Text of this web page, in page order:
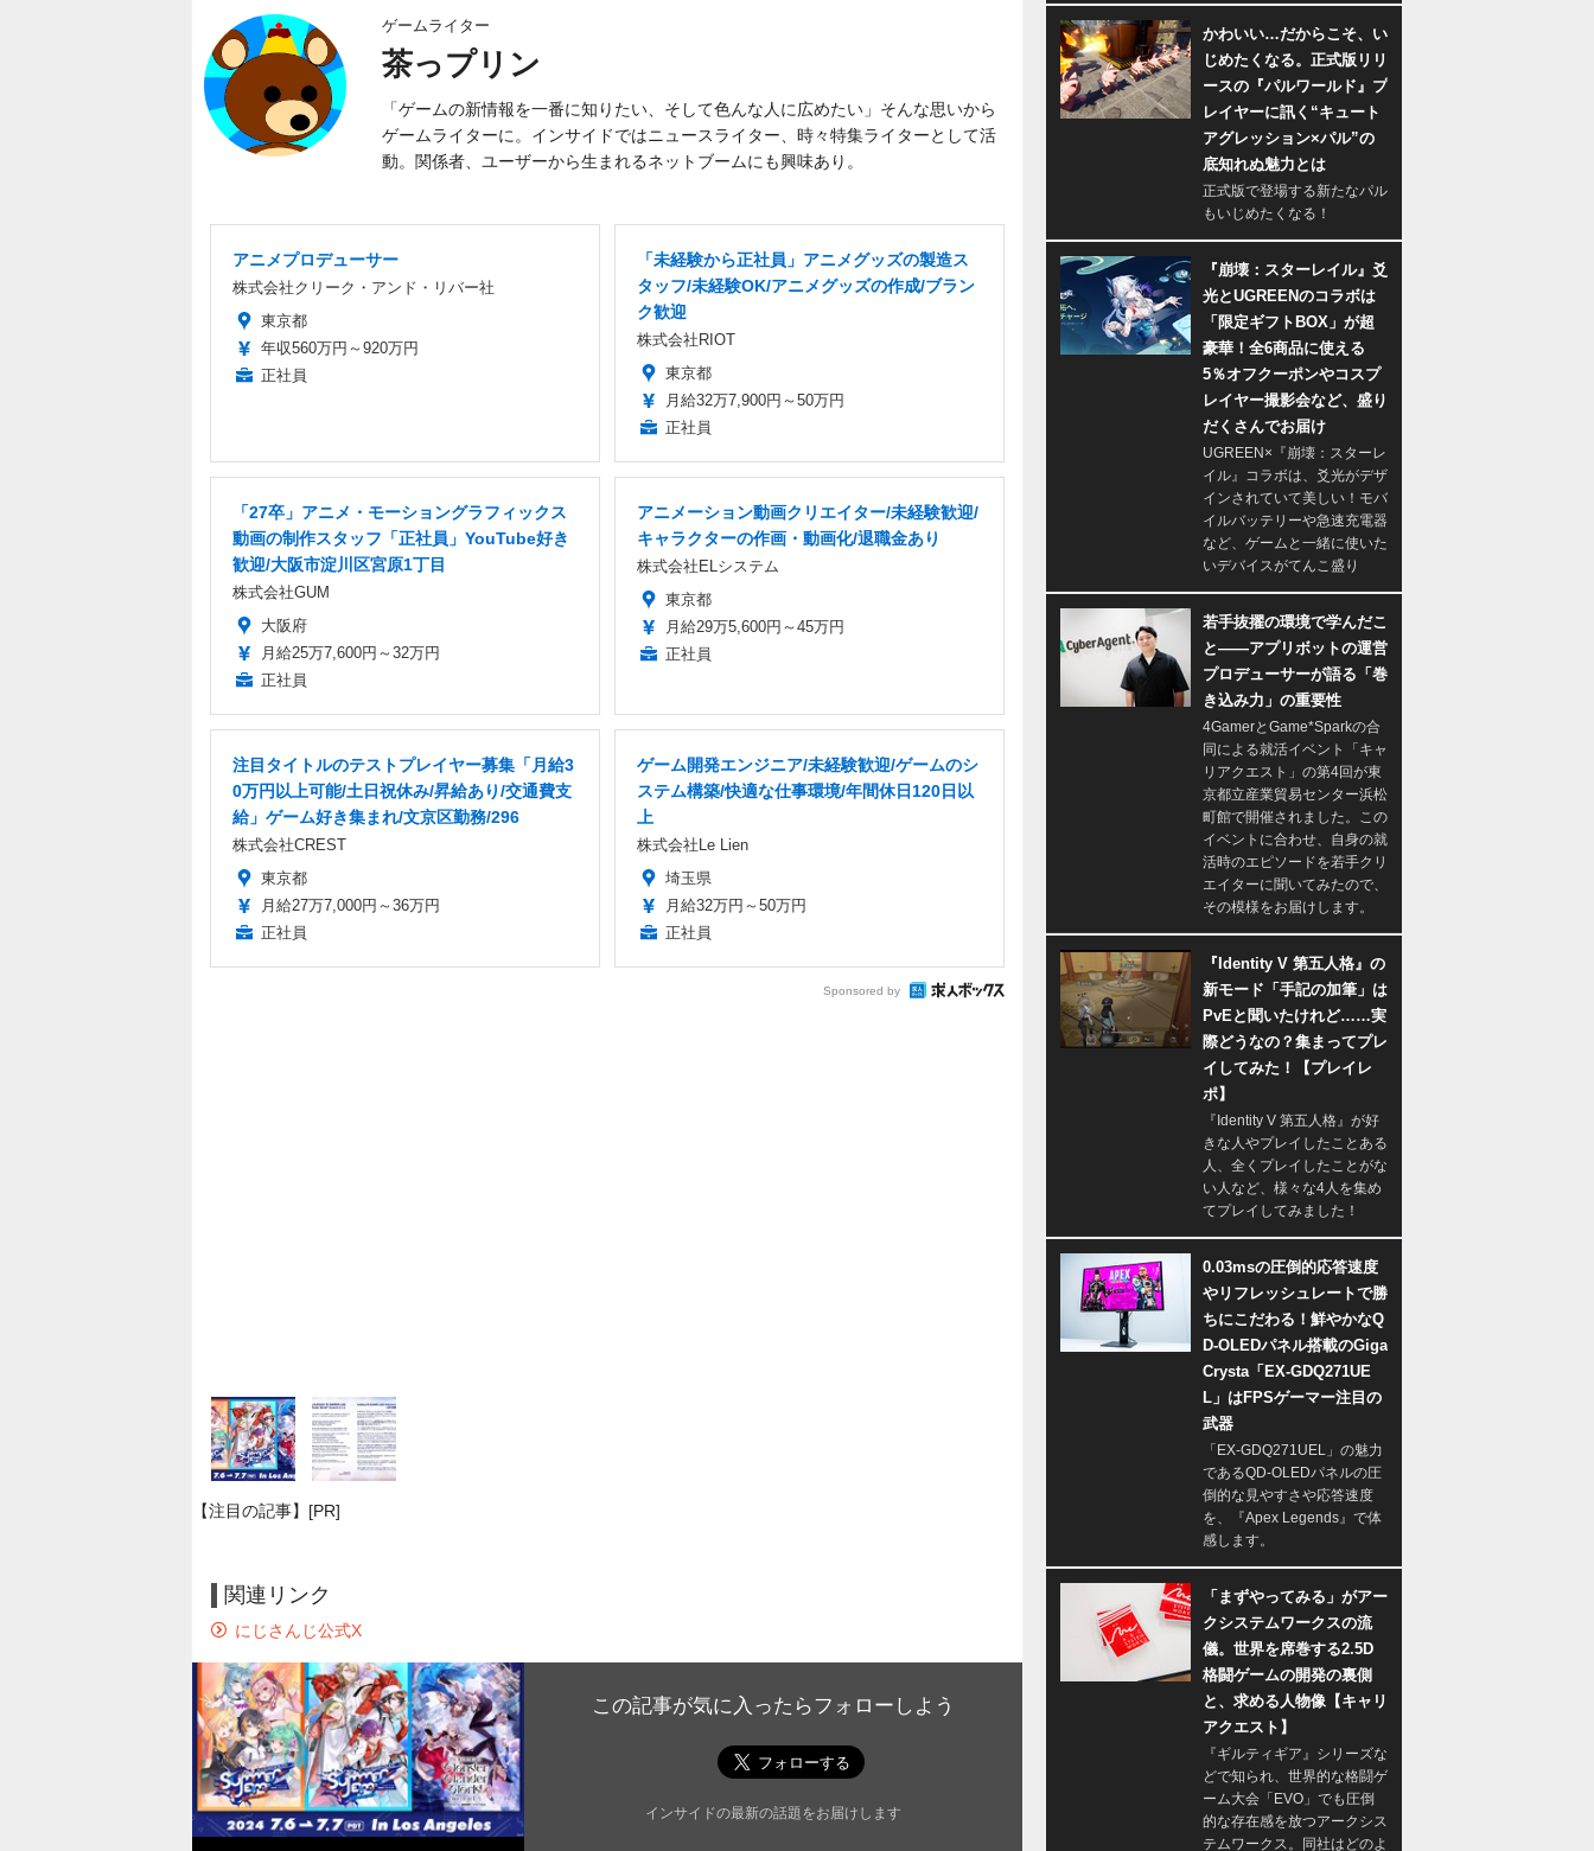
ゲームライター
茶っプリン
「ゲームの新情報を一番に知りたい、そして色んな人に広めたい」そんな思いから
ゲームライターに。インサイドではニュースライター、時々特集ライターとして活
動。関係者、ユーザーから生まれるネットブームにも興味あり。
アニメプロデューサー
株式会社クリーク・アンド・リバー社
東京都
年収560万円～920万円
正社員
「未経験から正社員」アニメグッズの製造ス
タッフ/未経験OK/アニメグッズの作成/ブラン
ク歓迎
株式会社RIOT
東京都
月給32万7,900円～50万円
正社員
「27卒」アニメ・モーショングラフィックス
動画の制作スタッフ「正社員」YouTube好き
歓迎/大阪市淀川区宮原1丁目
株式会社GUM
大阪府
月給25万7,600円～32万円
正社員
アニメーション動画クリエイター/未経験歓迎/
キャラクターの作画・動画化/退職金あり
株式会社ELシステム
東京都
月給29万5,600円～45万円
正社員
注目タイトルのテストプレイヤー募集「月給3
0万円以上可能/土日祝休み/昇給あり/交通費支
給」ゲーム好き集まれ/文京区勤務/296
株式会社CREST
東京都
月給27万7,000円～36万円
正社員
ゲーム開発エンジニア/未経験歓迎/ゲームのシ
ステム構築/快適な仕事環境/年間休日120日以
上
株式会社Le Lien
埼玉県
月給32万円～50万円
正社員
Sponsored by
【注目の記事】[PR]
関連リンク
にじさんじ公式X
この記事が気に入ったらフォローしよう
インサイドの最新の話題をお届けします
かわいい…だからこそ、い
じめたくなる。正式版リリ
ースの『パルワールド』プ
レイヤーに訊く“キュート
アグレッション×パル”の
底知れぬ魅力とは
正式版で登場する新たなパル
もいじめたくなる！
『崩壊：スターレイル』爻
光とUGREENのコラボは
「限定ギフトBOX」が超
豪華！全6商品に使える
5％オフクーポンやコスプ
レイヤー撮影会など、盛り
だくさんでお届け
UGREEN×『崩壊：スターレ
イル』コラボは、爻光がデザ
インされていて美しい！モバ
イルバッテリーや急速充電器
など、ゲームと一緒に使いた
いデバイスがてんこ盛り
若手抜擢の環境で学んだこ
と――アプリボットの運営
プロデューサーが語る「巻
き込み力」の重要性
4GamerとGame*Sparkの合
同による就活イベント「キャ
リアクエスト」の第4回が東
京都立産業貿易センター浜松
町館で開催されました。この
イベントに合わせ、自身の就
活時のエピソードを若手クリ
エイターに聞いてみたので、
その模様をお届けします。
『Identity V 第五人格』の
新モード「手記の加筆」は
PvEと聞いたけれど……実
際どうなの？集まってプレ
イしてみた！【プレイレ
ポ】
『Identity V 第五人格』が好
きな人やプレイしたことある
人、全くプレイしたことがな
い人など、様々な4人を集め
てプレイしてみました！
0.03msの圧倒的応答速度
やリフレッシュレートで勝
ちにこだわる！鮮やかなQ
D-OLEDパネル搭載のGiga
Crysta「EX-GDQ271UE
L」はFPSゲーマー注目の
武器
「EX-GDQ271UEL」の魅力
であるQD-OLEDパネルの圧
倒的な見やすさや応答速度
を、『Apex Legends』で体
感します。
「まずやってみる」がアー
クシステムワークスの流
儀。世界を席巻する2.5D
格闘ゲームの開発の裏側
と、求める人物像【キャリ
アクエスト】
『ギルティギア』シリーズな
どで知られ、世界的な格闘ゲ
ーム大会「EVO」でも圧倒
的な存在感を放つアークシス
テムワークス。同社はどのよ